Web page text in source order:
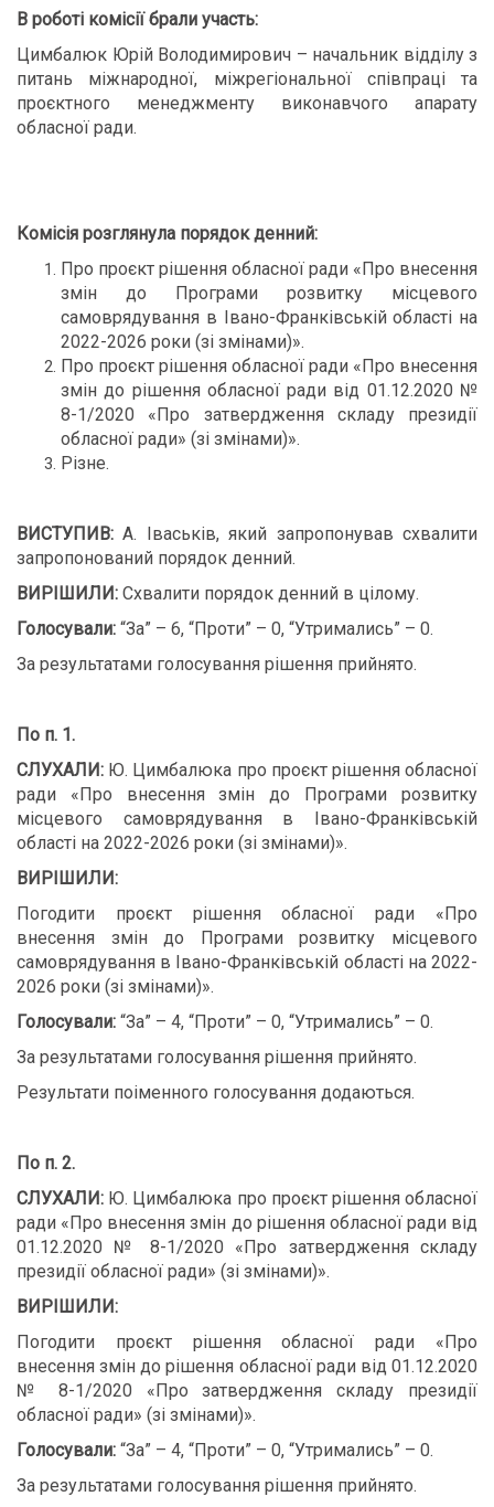
В роботі комісії брали участь:
Цимбалюк Юрій Володимирович – начальник відділу з
питань міжнародної, міжрегіональної співпраці та
проєктного менеджменту виконавчого апарату
обласної ради.
Комісія розглянула порядок денний:
Про проєкт рішення обласної ради «Про внесення
змін до Програми розвитку місцевого
самоврядування в Івано-Франківській області на
2022-2026 роки (зі змінами)».
Про проєкт рішення обласної ради «Про внесення
змін до рішення обласної ради від 01.12.2020 №
8-1/2020 «Про затвердження складу президії
обласної ради» (зі змінами)».
Різне.
ВИСТУПИВ:А. Іваськів, який запропонував схвалити
запропонований порядок денний.
ВИРІШИЛИ: Схвалити порядок денний в цілому.
Голосували: “За” – 6, “Проти” – 0, “Утримались” – 0.
За результатами голосування рішення прийнято.
По п. 1.
СЛУХАЛИ: Ю. Цимбалюка про проєкт рішення обласної
ради «Про внесення змін до Програми розвитку
місцевого самоврядування в Івано-Франківській
області на 2022-2026 роки (зі змінами)».
ВИРІШИЛИ:
Погодити проєкт рішення обласної ради «Про
внесення змін до Програми розвитку місцевого
самоврядування в Івано-Франківській області на 2022-
2026 роки (зі змінами)».
Голосували: “За” – 4, “Проти” – 0, “Утримались” – 0.
За результатами голосування рішення прийнято.
Результати поіменного голосування додаються.
По п. 2.
СЛУХАЛИ: Ю. Цимбалюка про проєкт рішення обласної
ради «Про внесення змін до рішення обласної ради від
01.12.2020 № 8-1/2020 «Про затвердження складу
президії обласної ради» (зі змінами)».
ВИРІШИЛИ:
Погодити проєкт рішення обласної ради «Про
внесення змін до рішення обласної ради від 01.12.2020
№ 8-1/2020 «Про затвердження складу президії
обласної ради» (зі змінами)».
Голосували: “За” – 4, “Проти” – 0, “Утримались” – 0.
За результатами голосування рішення прийнято.